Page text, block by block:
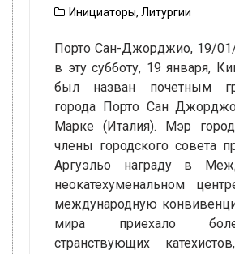
Инициаторы, Литургии
Порто Сан-Джорджио, 19/
в эту субботу, 19 января,
был назван почетным
города Порто Сан
Марке (Италия). Мэр
члены городского совета
Аргуэльо награду в
неокатехуменальном
международную
мира приехало
странствующих